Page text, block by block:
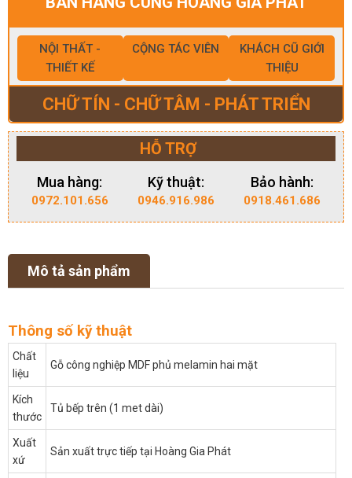
NỘI THẤT -
THIẾT KẾ
CỘNG TÁC VIÊN
KHÁCH CŨ GIỚI
THIỆU
CHỮ TÍN - CHỮ TÂM - PHÁT TRIỂN
HỖ TRỢ
Mua hàng:
0972.101.656
Kỹ thuật:
0946.916.986
Bảo hành:
0918.461.686
Mô tả sản phẩm
Thông số kỹ thuật
Chất
liệu
Gỗ công nghiệp MDF phủ melamin hai mặt
Kích
thước
Tủ bếp trên (1 met dài)
Xuất
xứ
Sản xuất trực tiếp tại Hoàng Gia Phát